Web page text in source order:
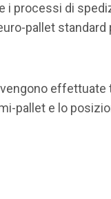
i processi di
pallet
pallet e lo